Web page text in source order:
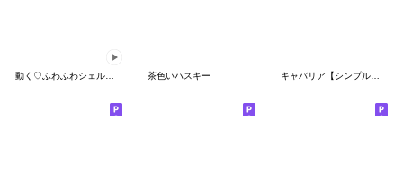
動く♡ふわふわシェルティ（セーブル①） 茶色いハスキー キャバリア【シンプル使いやすい】絵文字